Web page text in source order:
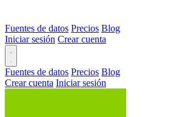
Fuentes de datos Precios Blog
Iniciar sesión Crear cuenta
Fuentes de datos Precios Blog
Crear cuenta Iniciar sesión